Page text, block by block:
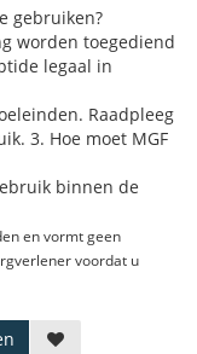
gebruiken?
worden toegediend
legaal in
Raadpleeg
3. Hoe moet MGF
binnen de
en vormt geen
voordat u